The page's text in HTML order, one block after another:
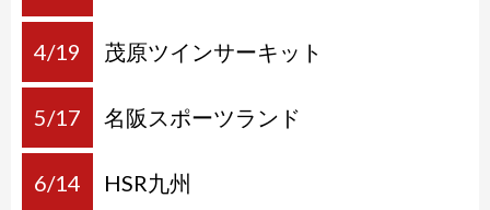
4/19 茂原ツインサーキット
5/17 名阪スポーツランド
6/14 HSR九州